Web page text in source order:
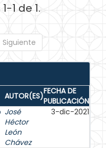
1 de 1.
Siguiente
AUTOR(ES)FECHA DE
PUBLICACIÓN
José
Héctor
León
Chávez
3-dic-2021